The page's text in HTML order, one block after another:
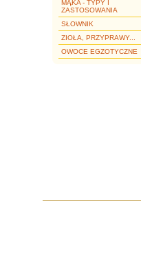
MĄKA - TYPY I
ZASTOSOWANIA
SŁOWNIK
ZIOŁA, PRZYPRAWY...
OWOCE EGZOTYCZNE